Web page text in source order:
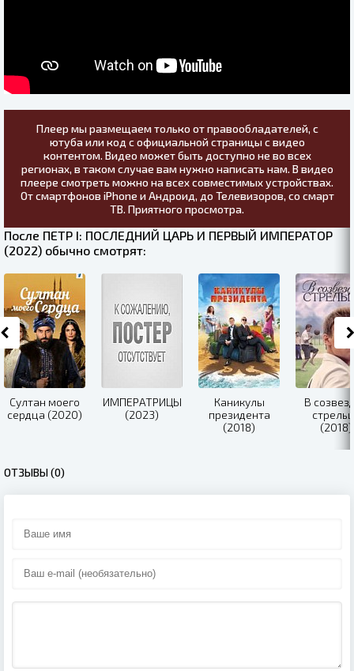
Плеер мы размещаем только от правообладателей, с
ютуба или код с официальной страницы с видео
контентом. Видео может быть доступно не во всех
регионах, в таком случае вам нужно написать нам. В видео
плеере смотреть можно на всех совместимых устройствах.
От смартфонов iPhone и Андроид, до Телевизоров, со смарт
ТВ. Приятного просмотра.
После ПЕТР I: ПОСЛЕДНИЙ ЦАРЬ И ПЕРВЫЙ ИМПЕРАТОР
(2022) обычно смотрят:
Султан моего
сердца (2020)
ИМПЕРАТРИЦЫ
(2023)
Каникулы
президента
(2018)
В
(2018)
ОТЗЫВЫ (0)